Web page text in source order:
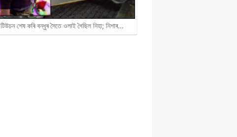
টিউচন শেষ কৰি বন্ধুৰ সৈতে ওলাই গৈছিল নিহা; নিশাৰ…